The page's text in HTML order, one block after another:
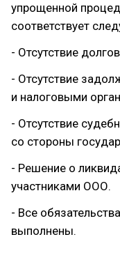
упрощенной
соответствует
- Отсутствие
- Отсутствие
и налоговыми
- Отсутствие
со стороны
- Решение о
участниками ООО.
- Все
выполнены.